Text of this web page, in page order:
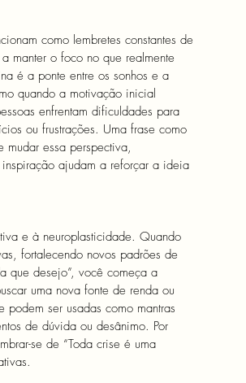
como lembretes constantes de
manter o foco no que realmente
é a ponte entre os sonhos e a
quando a motivação inicial
enfrentam dificuldades para
ou frustrações. Uma frase como
essa perspectiva,
inspiração ajudam a reforçar a ideia
e à neuroplasticidade. Quando
fortalecendo novos padrões de
que desejo”, você começa a
uma nova fonte de renda ou
ser usadas como mantras
de dúvida ou desânimo. Por
se de “Toda crise é uma